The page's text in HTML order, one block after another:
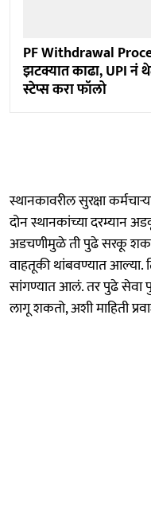
PF Withdrawal
झटक्यात काढा, UPI नं
स्टेप्स करा फॉलो
स्थानकावरील सुरक्षा
दोन स्थानकांच्या दरम्यान
अडचणीमुळे ती पुढे सरकू शकत
वाहतूकी थांबवण्यात
सांगण्यात आलं. तर पुढे सेवा
लागू शकतो, अशी माहिती